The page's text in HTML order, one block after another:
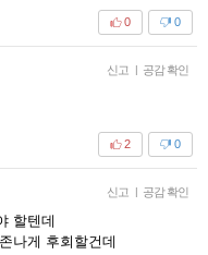
0
0
신고 | 공감 확인
0
2
신고 | 공감 확인
할텐데
나게 후회할건데